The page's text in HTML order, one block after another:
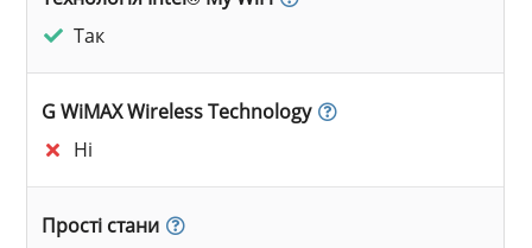
Так
G WiMAX Wireless Technology
Ні
Прості стани